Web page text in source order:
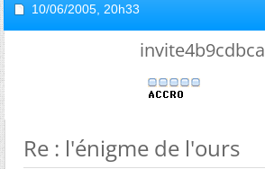
10/06/2005, 20h33
invite4b9cdbca
Re : l'énigme de l'ours